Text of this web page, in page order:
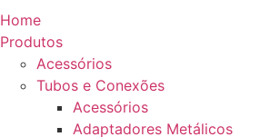
Home
Produtos
Acessórios
Tubos e Conexões
Acessórios
Adaptadores Metálicos